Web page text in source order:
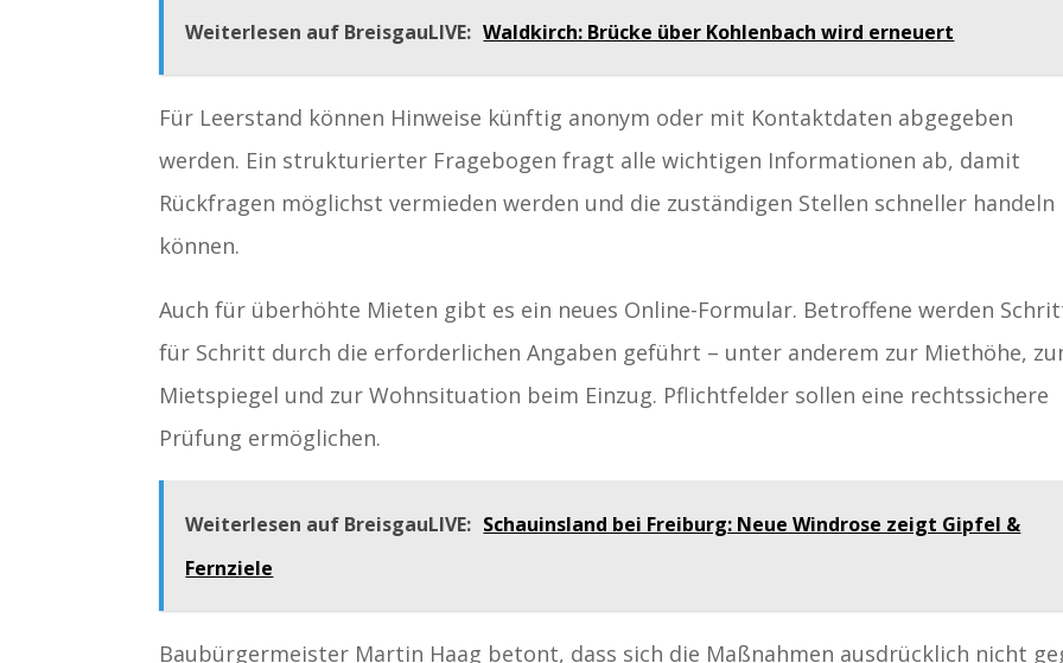
Weiterlesen auf BreisgauLIVE: Waldkirch: Brücke über Kohlenbach wird erneuert
Für Leerstand können Hinweise künftig anonym oder mit Kontaktdaten abgegeben
werden. Ein strukturierter Fragebogen fragt alle wichtigen Informationen ab, damit
Rückfragen möglichst vermieden werden und die zuständigen Stellen schneller handeln
können.
Auch für überhöhte Mieten gibt es ein neues Online-Formular. Betroffene werden
für Schritt durch die erforderlichen Angaben geführt – unter anderem zur Miethöhe,
Mietspiegel und zur Wohnsituation beim Einzug. Pflichtfelder sollen eine rechtssichere
Prüfung ermöglichen.
Weiterlesen auf BreisgauLIVE: Schauinsland bei Freiburg: Neue Windrose zeigt Gipfel &
Fernziele
Baubürgermeister Martin Haag betont, dass sich die Maßnahmen ausdrücklich nicht